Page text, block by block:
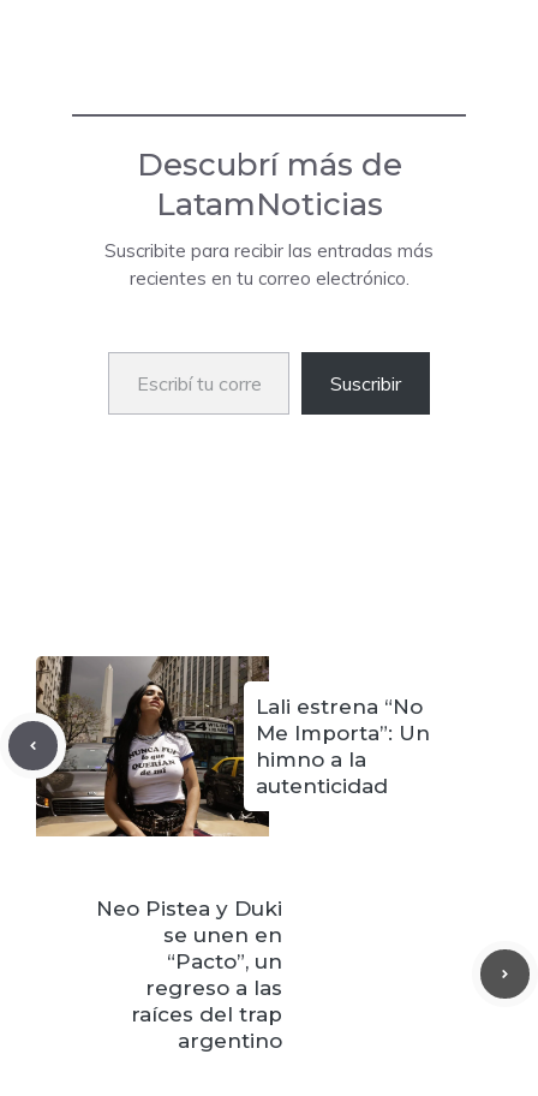
Descubrí más de
LatamNoticias
Suscribite para recibir las entradas más
recientes en tu correo electrónico.
Escribí tu correo electrónico…
Suscribir
Lali estrena “No
Me Importa”: Un
himno a la
autenticidad
Neo Pistea y Duki
se unen en
“Pacto”, un
regreso a las
raíces del trap
argentino